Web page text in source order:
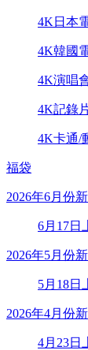
4K日本
4K韓國
4K演唱
4K記錄
4K卡通/
福袋
2026年6月份
6月17日
2026年5月份
5月18日
2026年4月份
4月23日